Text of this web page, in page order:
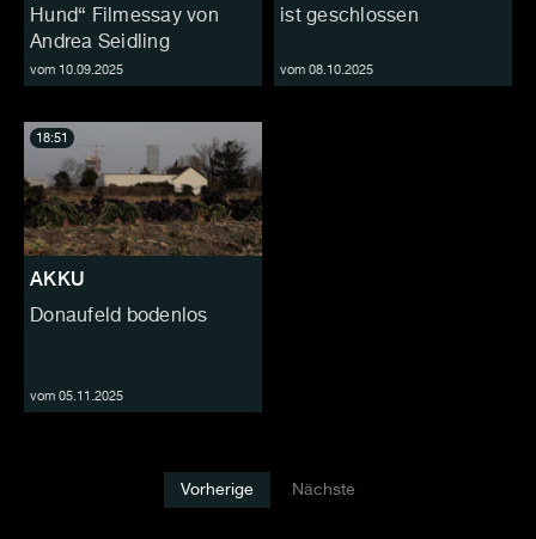
Hund“ Filmessay von
Andrea Seidling
vom 10.09.2025
ist geschlossen
vom 08.10.2025
AKKU
Donaufeld bodenlos
vom 05.11.2025
18:51
Vorherige Nächste